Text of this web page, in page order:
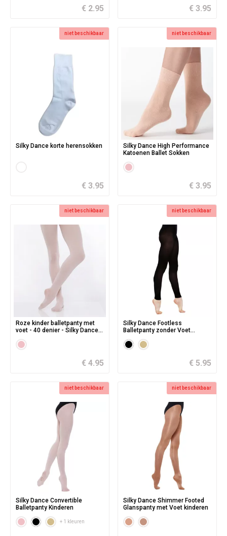
€ 2.95 € 3.95
niet beschikbaar
Silky Dance korte herensokken
€ 3.95
niet beschikbaar
Silky Dance High Performance
Katoenen Ballet Sokken
€ 3.95
niet beschikbaar
Roze kinder balletpanty met
voet - 40 denier - Silky Dance
€ 4.95
niet beschikbaar
Silky Dance Footless
Balletpanty zonder Voet
€ 5.95
niet beschikbaar
Silky Dance Convertible
Balletpanty Kinderen
+ 1 kleuren
niet beschikbaar
Silky Dance Shimmer Footed
Glanspanty met Voet kinderen